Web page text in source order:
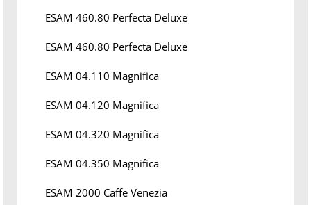
ESAM 460.80 Perfecta Deluxe
ESAM 460.80 Perfecta Deluxe
ESAM 04.110 Magnifica
ESAM 04.120 Magnifica
ESAM 04.320 Magnifica
ESAM 04.350 Magnifica
ESAM 2000 Caffe Venezia